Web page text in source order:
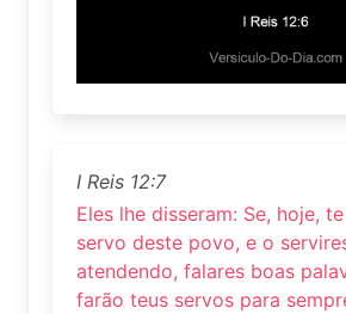
I Reis 12:7
Eles lhe disseram: Se, hoje,
servo deste povo, e o
atendendo, falares boas
farão teus servos para